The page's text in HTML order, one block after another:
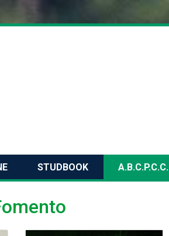
STUDBOOK A.B.C.P.C.C.